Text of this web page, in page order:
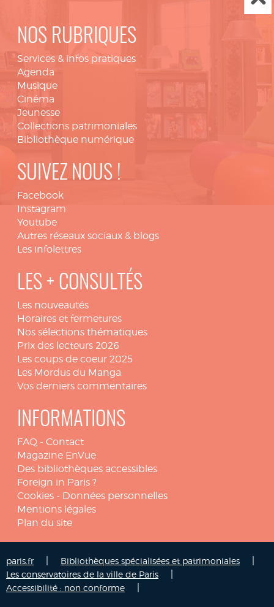
NOS RUBRIQUES
Services & infos pratiques
Agenda
Musique
Cinéma
Jeunesse
Collections patrimoniales
Bibliothèque numérique
SUIVEZ NOUS !
Facebook
Instagram
Youtube
Autres réseaux sociaux & blogs
Les infolettres
LES + CONSULTÉS
Les nouveautés
Horaires et fermetures
Nos sélections thématiques
Prix des lecteurs 2026
Les coups de coeur 2025
Les Mordus du Manga
Vos derniers commentaires
INFORMATIONS
FAQ - Contact
Magazine EnVue
Des bibliothèques accessibles
Foreign in Paris ?
Cookies - Données personnelles
Mentions légales
Plan du site
paris.fr Bibliothèques spécialisées et patrimoniales
Les conservatoires de la ville de Paris
Accessibilité : non conforme